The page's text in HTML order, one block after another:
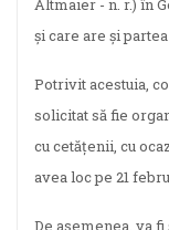
Altmaier - n. r.) în
şi care are şi
Potrivit acestuia,
solicitat să fie
cu cetăţenii, cu
avea loc pe 21
De asemenea, va